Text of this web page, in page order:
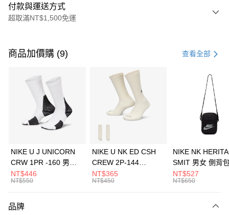
付款與運送方式
超取滿NT$1,500免運
信用卡一次付款
3 期 0 利率 每期 21家銀行
合作金庫商業銀行
第一商業銀行
華南商業銀行
彰化商業銀行
上海商業儲蓄銀行
元大商業銀行
台灣樂天信用卡公司
Apple Pay
全盈+PAY
AFTEE先享後付
【關於「AFTEE先享後付」】
商品加價購 (9) 查看全部
NIKE U J UNICORN
CRW 1PR -160 男女
中統襪 FZ3393100
NT$446
NT$550
NIKE U NK ED CSH
CREW 2P-144
EMBRDY 男女 短統襪
FZ3073133
NT$365
NT$450
NIKE NK
SMIT 男女 側背
BA5871010
NT$527
NT$650
品牌